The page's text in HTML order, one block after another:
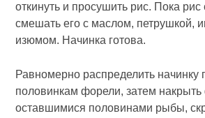
откинуть и про­сушить рис. Пока
смешать его с маслом, петрушкой,
изюмом. Начинка готова.
Равномерно распределить начинку
половинкам форели, затем
оставшимися половинами рыбы,